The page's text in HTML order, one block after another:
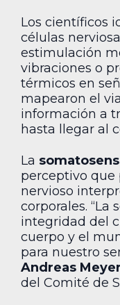
Los científicos
células
estimulación
vibraciones o
térmicos en
mapearon el
información a
hasta llegar al
La
perceptivo que
nervioso
corporales. “La
integridad del
cuerpo y el
para nuestro
Andreas
del Comité de